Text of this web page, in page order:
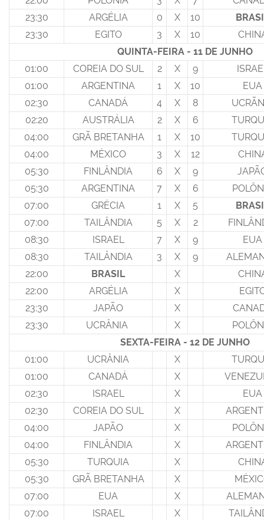
23:30
ARGÉLIA 0 X 10
23:30
EGITO 3 X 10
QUINTA-FEIRA - 11 DE JUNHO
01:00
COREIA DO SUL 2 X 9
01:00
ARGENTINA 1 X 10
EUA
02:30
CANADÁ 4 X 8
02:20
AUSTRÁLIA 2 X 6
04:00
GRÃ BRETANHA 1 X 10
04:00
MÉXICO 3 X 12
05:30
FINLÂNDIA 6 X 9
05:30
ARGENTINA 7 X 6
07:00
GRÉCIA 1 X 5
07:00
TAILÂNDIA 5 X 2
08:30
ISRAEL 7 X 9
EUA
08:30
TAILÂNDIA 3 X 9
22:00
BRASIL X
22:00
ARGÉLIA X
23:30
JAPÃO X
23:30
UCRÂNIA X
SEXTA-FEIRA - 12 DE JUNHO
01:00
UCRÂNIA X
01:00
CANADÁ X
02:30
ISRAEL X
EUA
02:30
COREIA DO SUL X
04:00
JAPÃO X
04:00
FINLÂNDIA X
05:30
TURQUIA X
05:30
GRÃ BRETANHA X
07:00
EUA X
07:00
ISRAEL X